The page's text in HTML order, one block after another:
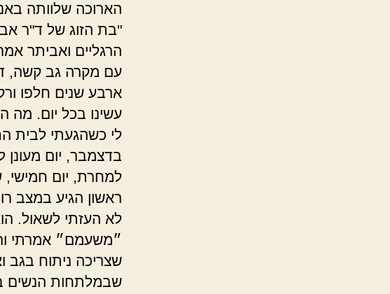
הארוכה שלוותה
"בת הזוג של ד"ר
הרגליים ואביתר
עם מקרה גב קשה,
ארבע שנים חלפו
עשינו בכל יום. מה
לי כשהגעתי לבית
בדצמבר, יום מעונן
למחרת, יום חמישי,
ראשון הגיע במצב
לא העזתי לשאול.
״משעמם״ אמרתי
שצריכה ניתוח בגב
שבמלתחות הנשים